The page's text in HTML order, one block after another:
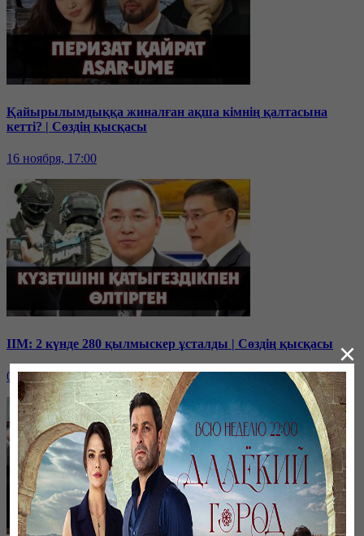
Қайырылымдыққа жиналған ақша кімнің қалтасына
кетті? | Сөздің қысқасы
16 ноября, 17:00
ІІМ: 2 күнде 280 қылмыскер ұсталды | Сөздің қысқасы
02 ноября, 17:00
×